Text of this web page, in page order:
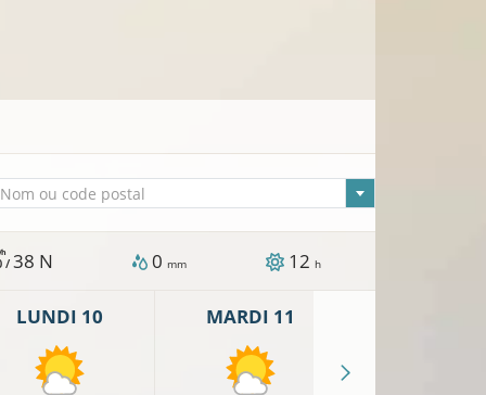
sélectionnée
Nom ou code postal
/
h 38 N 0 mm 12 h
LUNDI 10 MARDI 11